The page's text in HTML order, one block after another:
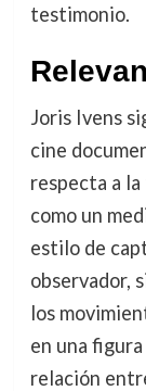
testimonio.
Joris Ivens
cine
respecta a
como un
estilo de
observador,
los
en una
relación